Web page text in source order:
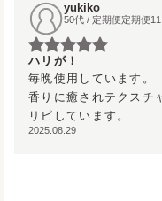
yukiko
50代 / 定期便定期便
ハリが！
毎晩使用しています。
香りに癒されテクスチ
リピしています。
2025.08.29